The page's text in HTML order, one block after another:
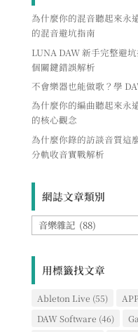
為什麼你的混音聽起來永
的混音避坑指南
LUNA DAW 新手完整避
個關鍵錯誤解析
不會樂器也能做歌？學
為什麼你的編曲聽起來永
的核心觀念
為什麼你錄的訪談音質
分軌收音實戰解析
網誌文章類別
網
誌
別
用標籤找文章
Ableton Live (55)
DAW Software (46)